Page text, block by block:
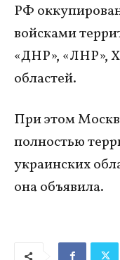
РФ
войсками
«ДНР», «ЛНР»,
областей.
При этом
полностью
украинских
она объявила.